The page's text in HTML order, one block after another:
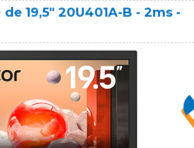
19,5" 20U401A-B - 2ms -